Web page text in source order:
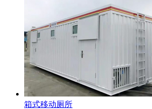
箱式移动厕所